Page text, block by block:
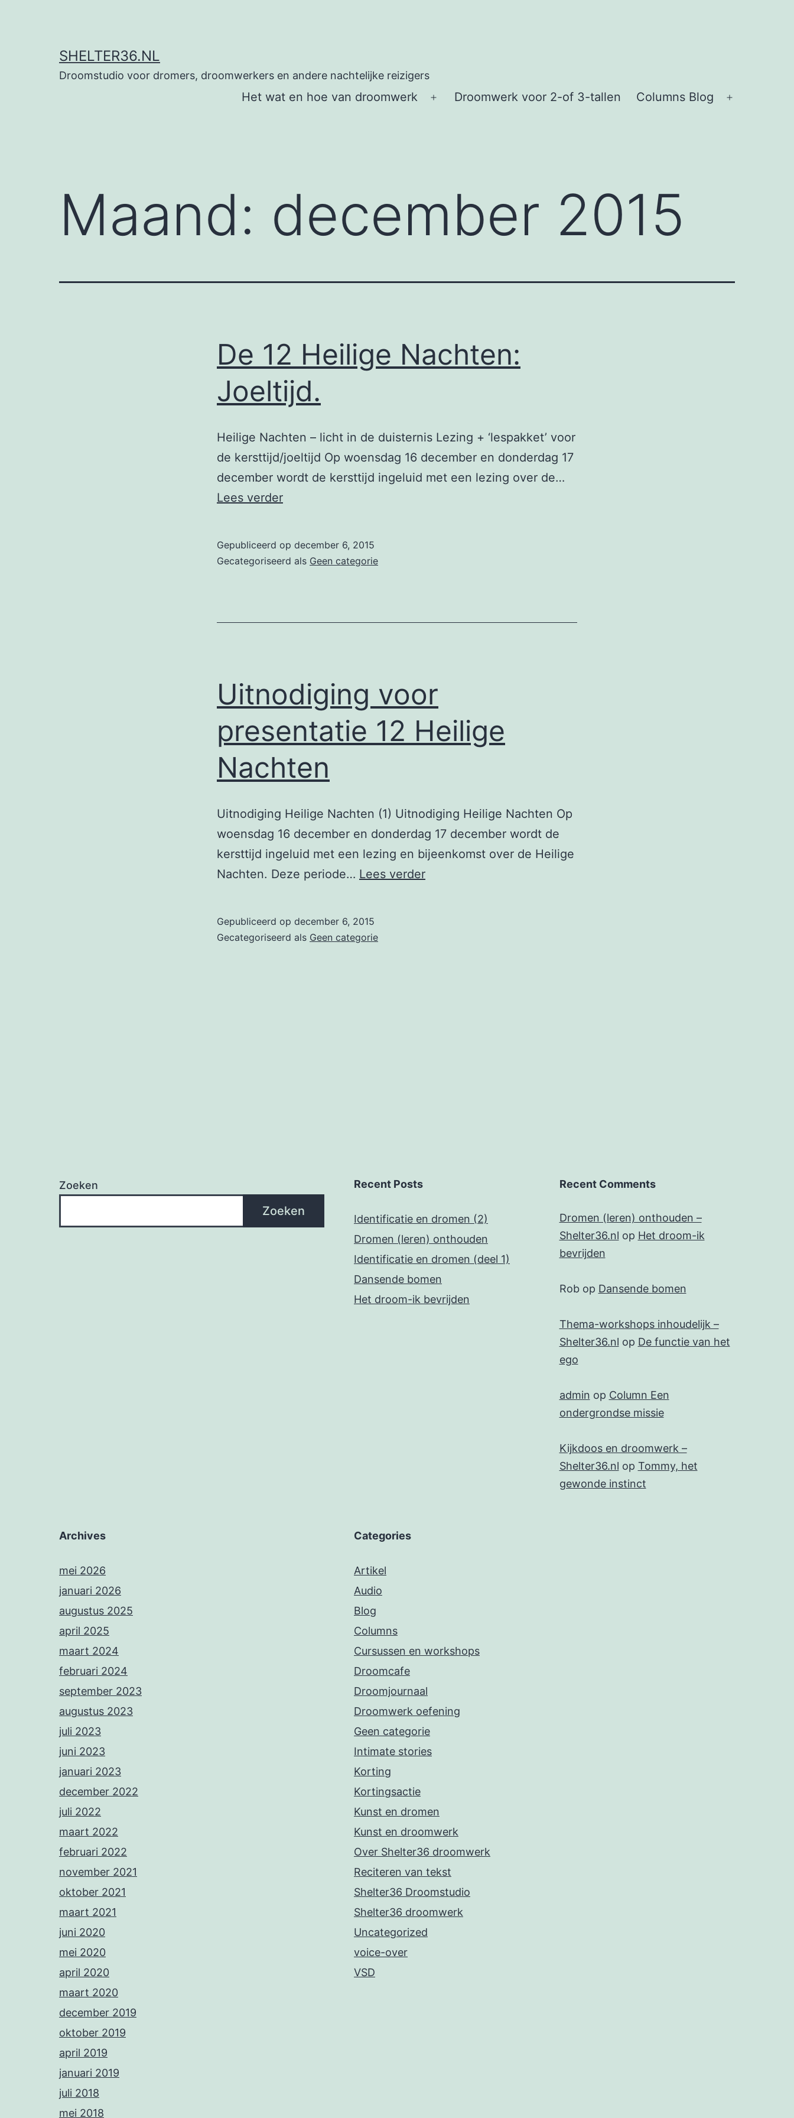
SHELTER36.NL
Droomstudio voor dromers, droomwerkers en andere nachtelijke reizigers
Het wat en hoe van droomwerk
Open
Droomwerk voor 2-of 3-tallen Columns Blog
Maand: december 2015
De 12 Heilige Nachten:
Joeltijd.
Heilige Nachten – licht in de duisternis Lezing + ‘lespakket’ voor
de kersttijd/joeltijd Op woensdag 16 december en donderdag 17
december wordt de kersttijd ingeluid met een lezing over de…
Lees verderDe
Nachten:
Gepubliceerd op december 6, 2015
Gecategoriseerd als Geen categorie
Uitnodiging voor
presentatie 12 Heilige
Nachten
Uitnodiging Heilige Nachten (1) Uitnodiging Heilige Nachten Op
woensdag 16 december en donderdag 17 december wordt de
kersttijd ingeluid met een lezing en bijeenkomst over de Heilige
Nachten. Deze periode… Lees verderUitnodiging
Gepubliceerd op december 6, 2015
Gecategoriseerd als Geen categorie
Zoeken
Zoeken
Recent Posts
Identificatie en dromen (2)
Dromen (leren) onthouden
Identificatie en dromen (deel 1)
Dansende bomen
Het droom-ik bevrijden
Recent Comments
Dromen (leren) onthouden –
Shelter36.nl op Het droom-ik
bevrijden
Robop Dansende bomen
Thema-workshops inhoudelijk –
Shelter36.nl op De functie van het
ego
admin op Column Een
ondergrondse missie
Kijkdoos en droomwerk –
Shelter36.nl op Tommy, het
gewonde instinct
Archives
mei 2026
januari 2026
augustus 2025
april 2025
maart 2024
februari 2024
september 2023
augustus 2023
juli 2023
juni 2023
januari 2023
december 2022
juli 2022
maart 2022
februari 2022
november 2021
oktober 2021
maart 2021
juni 2020
mei 2020
april 2020
maart 2020
december 2019
oktober 2019
april 2019
januari 2019
juli 2018
mei 2018
Categories
Artikel
Audio
Blog
Columns
Cursussen en workshops
Droomcafe
Droomjournaal
Droomwerk oefening
Geen categorie
Intimate stories
Korting
Kortingsactie
Kunst en dromen
Kunst en droomwerk
Over Shelter36 droomwerk
Reciteren van tekst
Shelter36 Droomstudio
Shelter36 droomwerk
Uncategorized
voice-over
VSD